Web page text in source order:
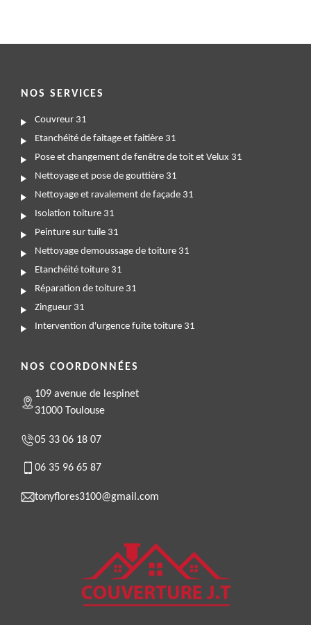
NOS SERVICES
Couvreur 31
Etanchéité de faitage et faitière 31
Pose et changement de fenêtre de toit et Velux 31
Nettoyage et pose de gouttière 31
Nettoyage et ravalement de façade 31
Isolation toiture 31
Peinture sur tuile 31
Nettoyage demoussage de toiture 31
Etanchéité toiture 31
Réparation de toiture 31
Zingueur 31
Intervention d'urgence fuite toiture 31
NOS COORDONNÉES
109 avenue de lespinet
31000 Toulouse
05 33 06 18 07
06 35 96 65 87
tonyflores3100@gmail.com